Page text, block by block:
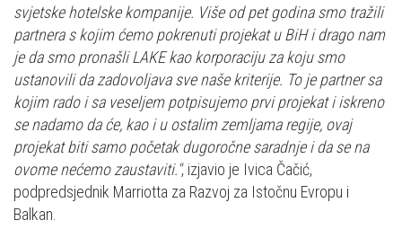
svjetske hotelske kompanije. Više od pet godina smo tražili
partnera s kojim ćemo pokrenuti projekat u BiH i drago nam
je da smo pronašli LAKE kao korporaciju za koju smo
ustanovili da zadovoljava sve naše kriterije. To je partner sa
kojim rado i sa veseljem potpisujemo prvi projekat i iskreno
se nadamo da će, kao i u ostalim zemljama regije, ovaj
projekat biti samo početak dugoročne saradnje i da se na
ovome nećemo zaustaviti.", izjavio je Ivica Čačić,
podpredsjednik Marriotta za Razvoj za Istočnu Evropu i
Balkan.